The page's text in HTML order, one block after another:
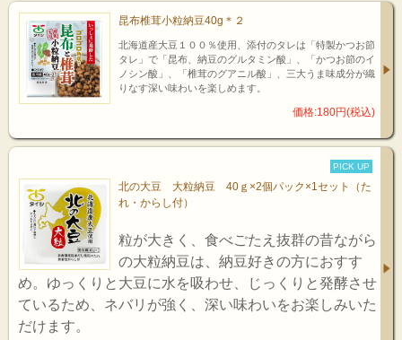
昆布椎茸小粒納豆40g＊２
北海道産大豆１００％使用、添付のタレは「特製かつお節
タレ」で「昆布、納豆のグルタミン酸」、「かつお節のイ
ノシン酸」、「椎茸のグアニル酸」、三大うま味成分が織
りなす深い味わいを楽しめます。
価格:180円(税込)
PICK UP
北の大豆 大粒納豆 40ｇ×2個パック×1セット（た
れ・からし付）
粒が大きく、食べごたえ抜群の昔ながら
の大粒納豆は、納豆好きの方におすす
め。ゆっくりと大豆に水を吸わせ、じっくりと発酵させ
ているため、ネバリが強く、深い味わいをお楽しみいた
だけます。